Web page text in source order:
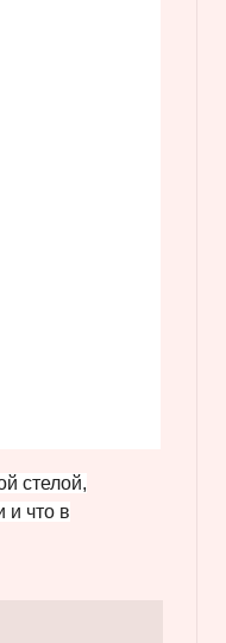
стелой,
и что в